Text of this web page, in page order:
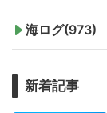
海ログ(973)
新着記事